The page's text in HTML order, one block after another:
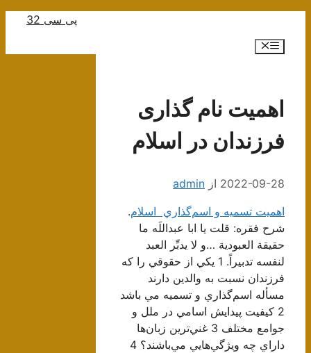
پی سی 32
فهرست
اهمیت نام ‌گذارى
فرزندان در اسلام
2022-09-28 از admin
اهميت تسميه و اسم‌گذاري اسلام.
شرح فقره: قلت يا ابا عبداللَه ما
حقيقة العبودية …و لا يدبِّر العبد
لنفسه تدبيراً. 1 يكي از حقوقي را كه
فرزندان نسبت به والدين دارند
مسأله اسم‌گذاري و تسميه مي باشد
2 كيفيت پيدايش اسامي در ملل و
جوامع مختلف 3 غني‌ترين زبان‌ها
داراي چه ويژگي‌هايي مي‌باشند؟ 4